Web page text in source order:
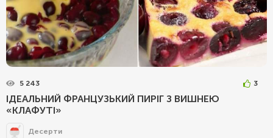
5 243 3
ІДЕАЛЬНИЙ ФРАНЦУЗЬКИЙ ПИРІГ З ВИШНЕЮ
«КЛАФУТІ»
Десерти